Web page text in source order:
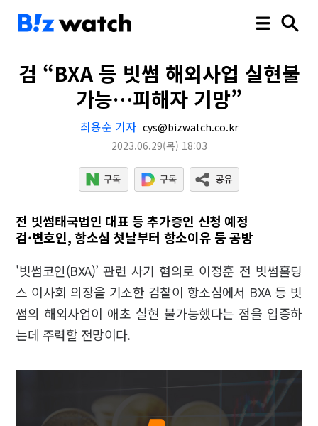
검 “BXA 등 빗썸 해외사업 실현불
가능…피해자 기망”
최용순 기자 cys@bizwatch.co.kr
2023.06.29(목) 18:03
전 빗썸태국법인 대표 등 추가증인 신청 예정
검·변호인, 항소심 첫날부터 항소이유 등 공방
'빗썸코인(BXA)’ 관련 사기 혐의로 이정훈 전 빗썸홀딩
스 이사회 의장을 기소한 검찰이 항소심에서 BXA 등 빗
썸의 해외사업이 애초 실현 불가능했다는 점을 입증하
는데 주력할 전망이다.